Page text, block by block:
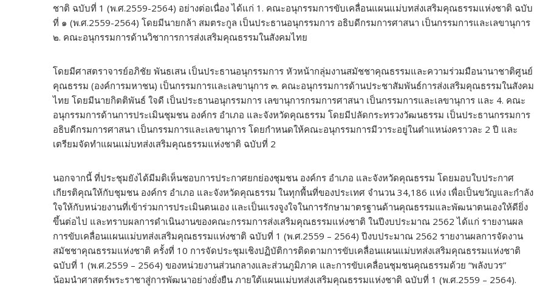
ชาติ ฉบับที่ 1 (พ.ศ.2559-2564) อย่างต่อเนื่อง ได้แก่ 1. คณะอนุกรรมการขับเคลื่อนแผนแม่บทส่งเสริมคุณธรรมแห่งชาติ ฉบับ
ที่ ๑ (พ.ศ.2559-2564) โดยมีนายกล้า สมตระกูล เป็นประธานอนุกรรมการ อธิบดีกรมการศาสนา เป็นกรรมการและเลขานุการ
๒. คณะอนุกรรมการด้านวิชาการการส่งเสริมคุณธรรมในสังคมไทย
โดยมีศาสตราจารย์อภิชัย พันธเสน เป็นประธานอนุกรรมการ หัวหน้ากลุ่มงานสมัชชาคุณธรรมและความร่วมมือนานาชาติศูนย์
คุณธรรม (องค์การมหาชน) เป็นกรรมการและเลขานุการ ๓. คณะอนุกรรมการด้านประชาสัมพันธ์การส่งเสริมคุณธรรมในสังคม
ไทย โดยมีนายกิตติพันธ์ ใจดี เป็นประธานอนุกรรมการ เลขานุการกรมการศาสนา เป็นกรรมการและเลขานุการ และ 4. คณะ
อนุกรรมการด้านการประเมินชุมชน องค์กร อำเภอ และจังหวัดคุณธรรม โดยมีปลัดกระทรวงวัฒนธรรม เป็นประธานกรรมการ
อธิบดีกรมการศาสนา เป็นกรรมการและเลขานุการ โดยกำหนดให้คณะอนุกรรมการมีวาระอยู่ในตำแหน่งคราวละ 2 ปี และ
เตรียมจัดทำแผนแม่บทส่งเสริมคุณธรรมแห่งชาติ ฉบับที่ 2
​นอกจากนี้ ที่ประชุมยังได้มีมติเห็นชอบการประกาศยกย่องชุมชน องค์กร อำเภอ และจังหวัดคุณธรรม โดยมอบใบประกาศ
เกียรติคุณให้กับชุมชน องค์กร อำเภอ และจังหวัดคุณธรรม ในทุกพื้นที่ของประเทศ จำนวน 34,186 แห่ง เพื่อเป็นขวัญและกำลัง
ใจให้กับหน่วยงานที่เข้าร่วมการประเมินตนเอง และเป็นแรงจูงใจในการรักษามาตรฐานด้านคุณธรรมและพัฒนาตนเองให้ดียิ่ง
ขึ้นต่อไป และทราบผลการดำเนินงานของคณะกรรมการส่งเสริมคุณธรรมแห่งชาติ ในปีงบประมาณ 2562 ได้แก่ รายงานผล
การขับเคลื่อนแผนแม่บทส่งเสริมคุณธรรมแห่งชาติ ฉบับที่ 1 (พ.ศ.2559 – 2564) ปีงบประมาณ 2562 รายงานผลการจัดงาน
สมัชชาคุณธรรมแห่งชาติ ครั้งที่ 10 การจัดประชุมเชิงปฏิบัติการติดตามการขับเคลื่อนแผนแม่บทส่งเสริมคุณธรรมแห่งชาติ
ฉบับที่ 1 (พ.ศ.2559 – 2564) ของหน่วยงานส่วนกลางและส่วนภูมิภาค และการขับเคลื่อนชุมชนคุณธรรมด้วย “พลังบวร”
น้อมนำศาสตร์พระราชาสู่การพัฒนาอย่างยั่งยืน ภายใต้แผนแม่บทส่งเสริมคุณธรรมแห่งชาติ ฉบับที่ 1 (พ.ศ.2559 – 2564).